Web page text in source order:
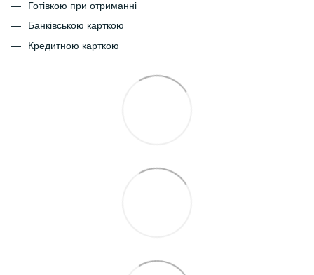
Готівкою при отриманні
Банківською карткою
Кредитною карткою